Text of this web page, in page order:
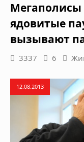
ядовитые
вызывают
3337 6
12.08.2013